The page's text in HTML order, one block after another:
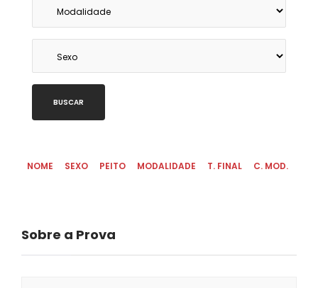
BUSCAR
NOME SEXO PEITO MODALIDADE T. FINAL C. MOD.
Sobre a Prova